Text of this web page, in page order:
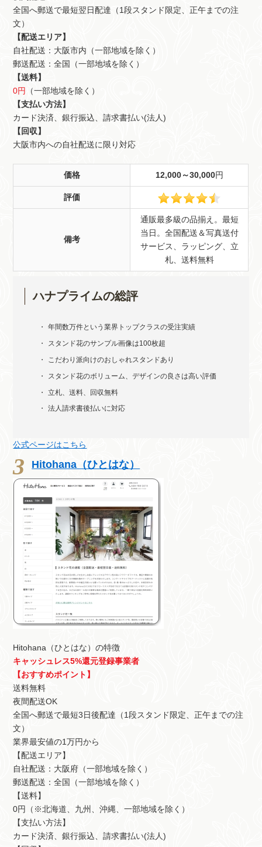
全国へ郵送で最短翌日配達（1段スタンド限定、正午までの注
文）
【配送エリア】
自社配送：大阪市内（一部地域を除く）
郵送配送：全国（一部地域を除く）
【送料】
0円
（一部地域を除く）
【支払い方法】
カード決済、銀行振込、請求書払い(法人)
【回収】
大阪市内への自社配送に限り対応
価格 12,000～30,000円
評価
備考
通販最多級の品揃え。最短
当日。全国配送＆写真送付
サービス、ラッピング、立
札、送料無料
ハナプライムの総評
年間数万件という業界トップクラスの受注実績
スタンド花のサンプル画像は100枚超
こだわり派向けのおしゃれスタンドあり
スタンド花のボリューム、デザインの良さは高い評価
立札、送料、回収無料
法人請求書後払いに対応
公式ページはこちら
Hitohana（ひとはな）
Hitohana（ひとはな）の特徴
キャッシュレス5%還元登録事業者
【おすすめポイント】
送料無料
夜間配送OK
全国へ郵送で最短3日後配達（1段スタンド限定、正午までの注
文）
業界最安値の1万円から
【配送エリア】
自社配送：大阪府（一部地域を除く）
郵送配送：全国（一部地域を除く）
【送料】
0円（※北海道、九州、沖縄、一部地域を除く）
【支払い方法】
カード決済、銀行振込、請求書払い(法人)